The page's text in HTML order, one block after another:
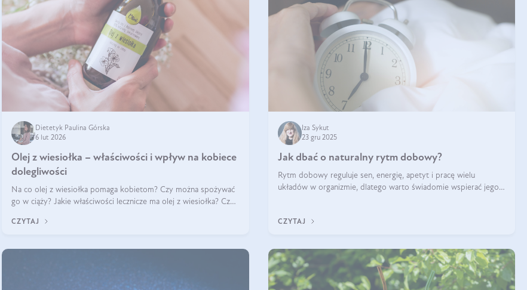
Dietetyk Paulina Górska
6 lut 2026
Olej z wiesiołka – właściwości i wpływ na kobiece
dolegliwości
Na co olej z wiesiołka pomaga kobietom? Czy można spożywać
go w ciąży? Jakie właściwości lecznicze ma olej z wiesiołka? Czy
efekty? Jaka jes
CZYTAJ
Iza Sykut
23 gru 2025
Jak dbać o naturalny rytm dobowy?
Rytm dobowy reguluje sen, energię, apetyt i pracę wielu
układów w organizmie, dlatego warto świadomie wspierać jego
CZYTAJ